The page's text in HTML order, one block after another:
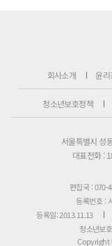
회사소개 윤리
청소년보호정책
서울특별시 성
대표전화 :
편집국 : 070-
등록번호 :
등록일: 2013.11.13
청소년보